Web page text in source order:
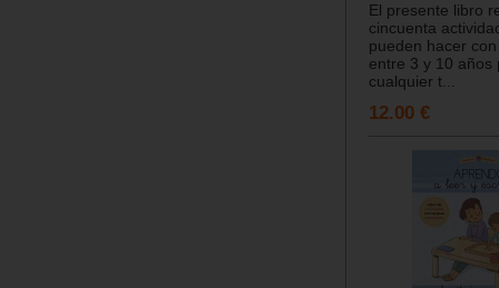
El presente libro
cincuenta
pueden hacer
entre 3 y 10 años
cualquier t...
12.00 €